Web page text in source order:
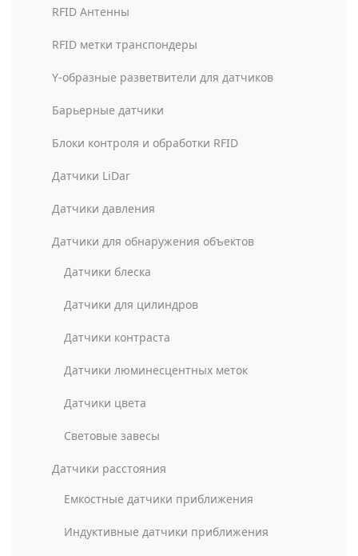
RFID Антенны
RFID метки транспондеры
Y-образные разветвители для датчиков
Барьерные датчики
Блоки контроля и обработки RFID
Датчики LiDar
Датчики давления
Датчики для обнаружения объектов
Датчики блеска
Датчики для цилиндров
Датчики контраста
Датчики люминесцентных меток
Датчики цвета
Световые завесы
Датчики расстояния
Емкостные датчики приближения
Индуктивные датчики приближения